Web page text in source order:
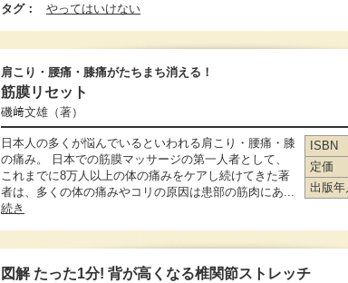
タグ：
やってはいけない
肩こり・腰痛・膝痛がたちまち消える！
筋膜リセット
磯﨑文雄 （著）
日本人の多くが悩んでいるといわれる肩こり・腰痛・膝
の痛み。 日本での筋膜マッサージの第一人者として、
これまでに8万人以上の体の痛みをケアし続けてきた著
者は、多くの体の痛みやコリの原因は患部の筋肉にあ...
続き
ISBN
定価
出版年
図解 たった1分! 背が高くなる椎関節ストレッチ